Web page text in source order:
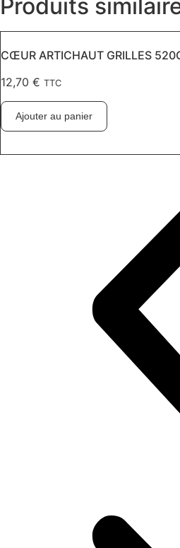
Produits
CŒUR ARTICHAUT GRILLES
12,70 € TTC
Ajouter au panier